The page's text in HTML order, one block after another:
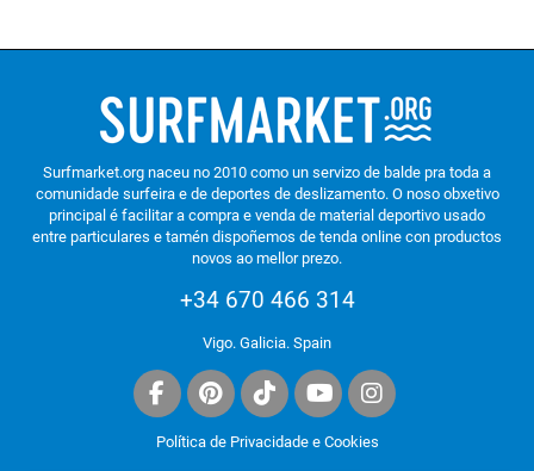
Surfmarket.org naceu no 2010 como un servizo de balde pra toda a
comunidade surfeira e de deportes de deslizamento. O noso obxetivo
principal é facilitar a compra e venda de material deportivo usado
entre particulares e tamén dispoñemos de tenda online con productos
novos ao mellor prezo.
+34 670 466 314
Vigo. Galicia. Spain
Política de Privacidade e Cookies